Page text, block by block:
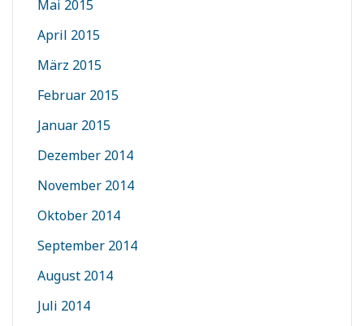
Mai 2015
April 2015
März 2015
Februar 2015
Januar 2015
Dezember 2014
November 2014
Oktober 2014
September 2014
August 2014
Juli 2014